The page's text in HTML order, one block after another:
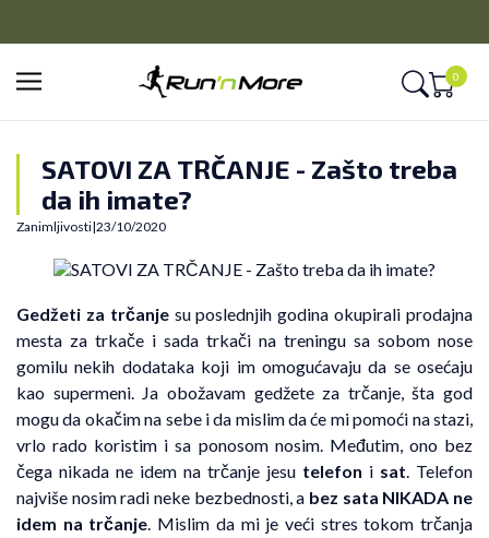
0
SATOVI ZA TRČANJE - Zašto treba
da ih imate?
Zanimljivosti|23/10/2020
Gedžeti za trčanjesu poslednjih godina okupirali prodajna
mesta za trkače i sada trkači na treningu sa sobom nose
gomilu nekih dodataka koji im omogućavaju da se osećaju
kao supermeni. Ja obožavam gedžete za trčanje, šta god
mogu da okačim na sebe i da mislim da će mi pomoći na stazi,
vrlo rado koristim i sa ponosom nosim. Međutim, ono bez
čega nikada ne idem na trčanje jesu telefon i sat. Telefon
najviše nosim radi neke bezbednosti, a bez sata NIKADA ne
idem na trčanje. Mislim da mi je veći stres tokom trčanja